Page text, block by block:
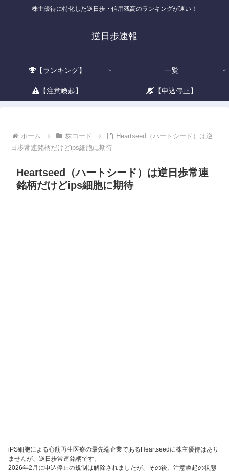
株主優待に特化した逆日歩・信用残高のランキングが速い！
逆日歩速報
【ランキング】 一覧
【注意喚起】 【申込停止】
ホーム 株コード
Heartseed（ハートシード）は逆
日歩常連銘柄だけどips細胞に期待
Heartseed（ハートシード）は逆日歩常連
銘柄だけどips細胞に期待
iPS細胞による心筋再生医療の最先端企業であるHeartseedに株主優待はあり
ませんが、逆日歩常連銘柄です。
2026年2月に申込停止の規制は解除されましたが、その後、注意喚起の状態